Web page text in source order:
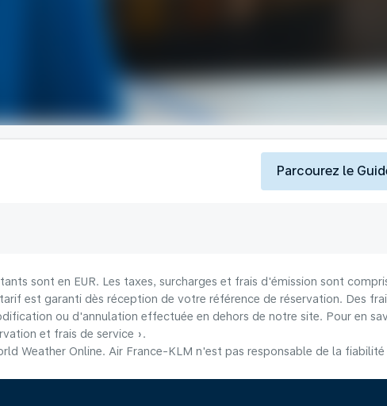
Parcourez le
sont en EUR. Les taxes, surcharges et frais d'émission sont
est garanti dès réception de votre référence de réservation. Des
ou d'annulation effectuée en dehors de notre site. Pour en
et frais de service ».
Weather Online. Air France-KLM n'est pas responsable de la fiabilité